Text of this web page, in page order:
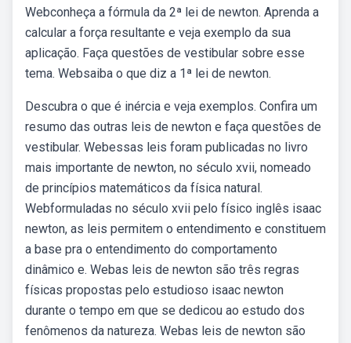
Webconheça a fórmula da 2ª lei de newton. Aprenda a
calcular a força resultante e veja exemplo da sua
aplicação. Faça questões de vestibular sobre esse
tema. Websaiba o que diz a 1ª lei de newton.
Descubra o que é inércia e veja exemplos. Confira um
resumo das outras leis de newton e faça questões de
vestibular. Webessas leis foram publicadas no livro
mais importante de newton, no século xvii, nomeado
de princípios matemáticos da física natural.
Webformuladas no século xvii pelo físico inglês isaac
newton, as leis permitem o entendimento e constituem
a base pra o entendimento do comportamento
dinâmico e. Webas leis de newton são três regras
físicas propostas pelo estudioso isaac newton
durante o tempo em que se dedicou ao estudo dos
fenômenos da natureza. Webas leis de newton são